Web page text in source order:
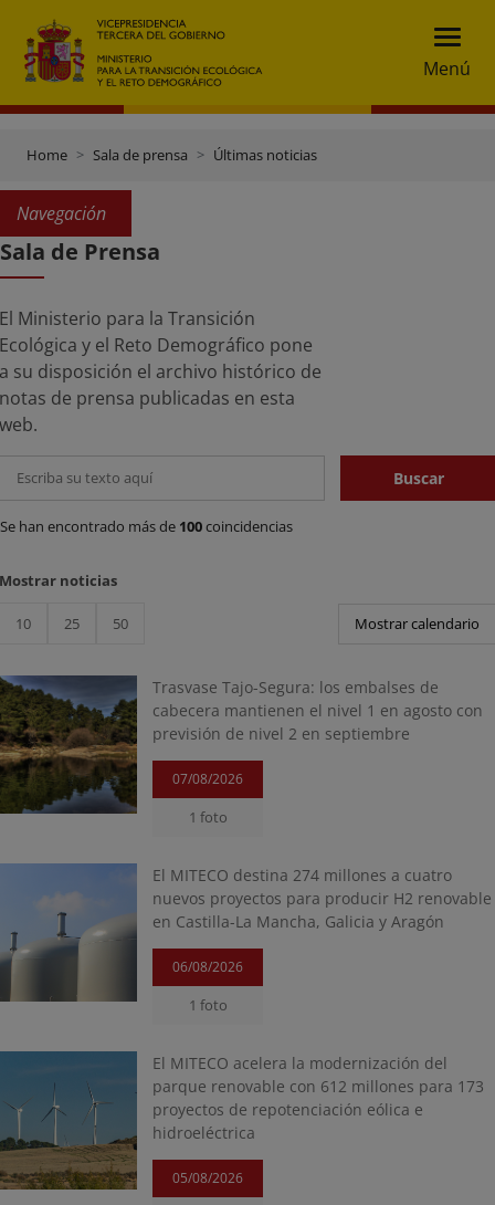
Menú
Home Sala de prensa Últimas noticias
Navegación
Sala de Prensa
Ministerio para la Transición
y el Reto Demográfico pone
su disposición el archivo histórico de
de prensa publicadas en esta
Buscar
Se han encontrado más de 100coincidencias
Trasvase Tajo-Segura: los embalses de
cabecera mantienen el nivel 1 en agosto con
previsión de nivel 2 en septiembre
07/08/2026
1 foto
El MITECO destina 274 millones a cuatro
nuevos proyectos para producir H2 renovable
en Castilla-La Mancha, Galicia y Aragón
06/08/2026
1 foto
El MITECO acelera la modernización del
parque renovable con 612 millones para 173
proyectos de repotenciación eólica e
hidroeléctrica
05/08/2026
noticias
10 25 50 Mostrar calendario